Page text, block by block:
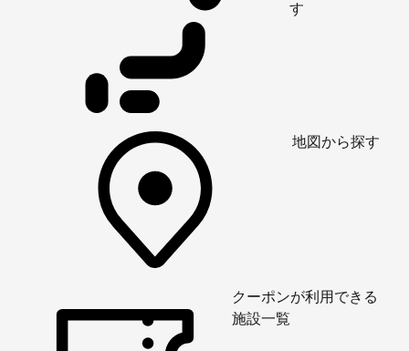
す
地図から探す
クーポンが利用できる
施設一覧